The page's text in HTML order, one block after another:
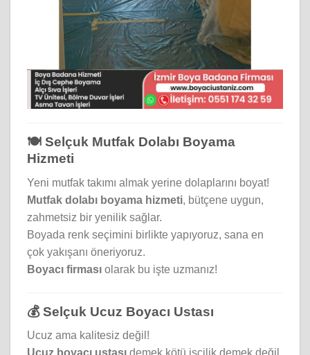
🍽️ Selçuk Mutfak Dolabı Boyama
Hizmeti
Yeni mutfak takımı almak yerine dolaplarını boyat!
Mutfak dolabı boyama hizmeti, bütçene uygun,
zahmetsiz bir yenilik sağlar.
Boyada renk seçimini birlikte yapıyoruz, sana en
çok yakışanı öneriyoruz.
Boyacı firması olarak bu işte uzmanız!
💰 Selçuk Ucuz Boyacı Ustası
Ucuz ama kalitesiz değil!